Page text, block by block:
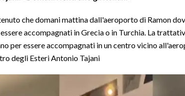
che domani mattina dall'aeroporto di Ramon
accompagnati in Grecia o in Turchia. La
per essere accompagnati in un centro vicino
degli Esteri Antonio Tajani